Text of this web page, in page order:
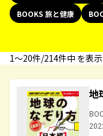
BOOKS 旅と健康
1〜20件/214件中 を表示
地